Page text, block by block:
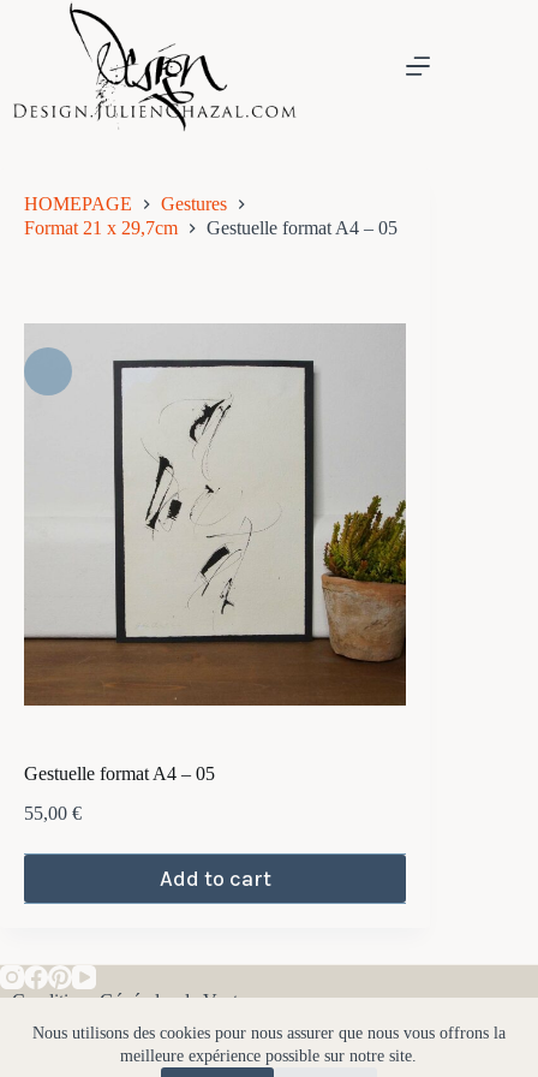
Nous utilisons des cookies pour nous assurer que nous vous offrons la
meilleure expérience possible sur notre site.
HOMEPAGE
Gestures
Format 21 x 29,7cm
Gestuelle format A4 – 05
Gestuelle format A4 – 05
55,00 €
Add to cart
• Conditions Générales de Vente
• Mentions Légales